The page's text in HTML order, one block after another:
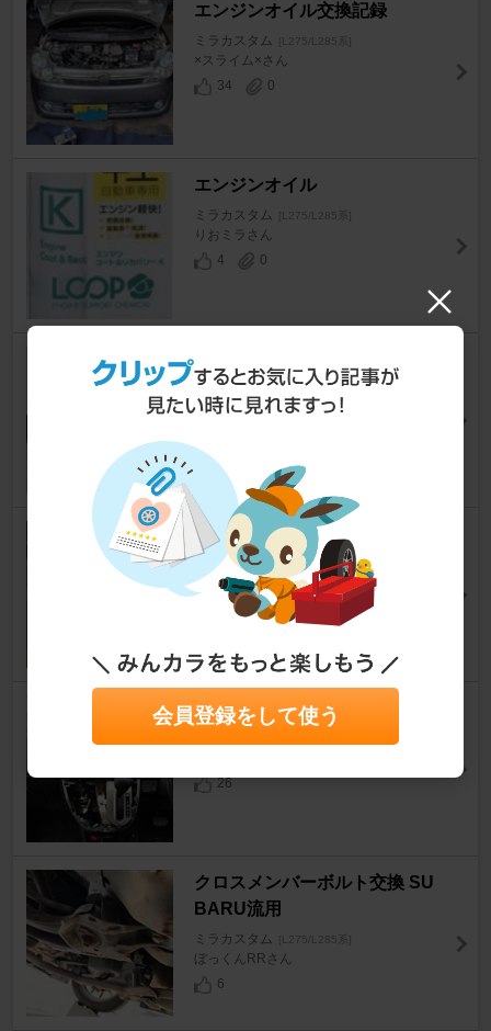
エンジンオイル交換記録
ミラカスタム [L275/L285系]
×スライム×さん
34
0
エンジンオイル
ミラカスタム [L275/L285系]
りおミラさん
4
0
オイル/エレメント交換
ミラカスタム [L275/L285系]
likkaさん
コンデンサファン交換
ミラカスタム [L275/L285系]
8ジョージさん
オーディオ交換
26
クロスメンバーボルト交換 SU
BARU流用
ミラカスタム [L275/L285系]
ぼっくんRRさん
6
会員登録をして使う